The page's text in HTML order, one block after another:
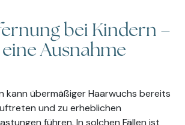
bei Kindern –
Ausnahme
kann übermäßiger Haarwuchs bereits
und zu erheblichen